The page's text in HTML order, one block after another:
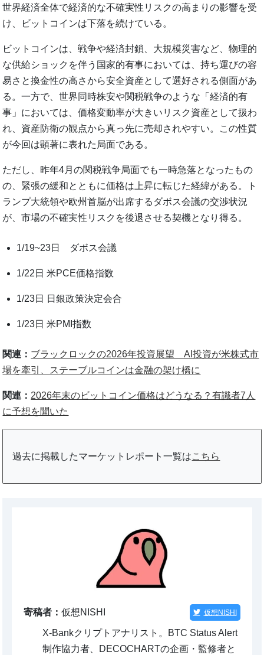
世界経済全体で経済的な不確実性リスクの高まりの影響を受
け、ビットコインは下落を続けている。
ビットコインは、戦争や経済封鎖、大規模災害など、物理的
な供給ショックを伴う国家的有事においては、持ち運びの容
易さと換金性の高さから安全資産として選好される側面があ
る。一方で、世界同時株安や関税戦争のような「経済的有
事」においては、価格変動率が大きいリスク資産として扱わ
れ、資産防衛の観点から真っ先に売却されやすい。この性質
が今回は顕著に表れた局面である。
ただし、昨年4月の関税戦争局面でも一時急落となったもの
の、緊張の緩和とともに価格は上昇に転じた経緯がある。ト
ランプ大統領や欧州首脳が出席するダボス会議の交渉状況
が、市場の不確実性リスクを後退させる契機となり得る。
1/19~23日 ダボス会議
1/22日 米PCE価格指数
1/23日 日銀政策決定会合
1/23日 米PMI指数
関連： ブラックロックの2026年投資展望 AI投資が米株式市
場を牽引、ステーブルコインは金融の架け橋に
関連： 2026年末のビットコイン価格はどうなる？有識者7人
に予想を聞いた
過去に掲載したマーケットレポート一覧はこちら
寄稿者：仮想NISHI 仮想NISHI
X-Bankクリプトアナリスト。BTC Status Alert
制作協力者、DECOCHARTの企画・監修者と